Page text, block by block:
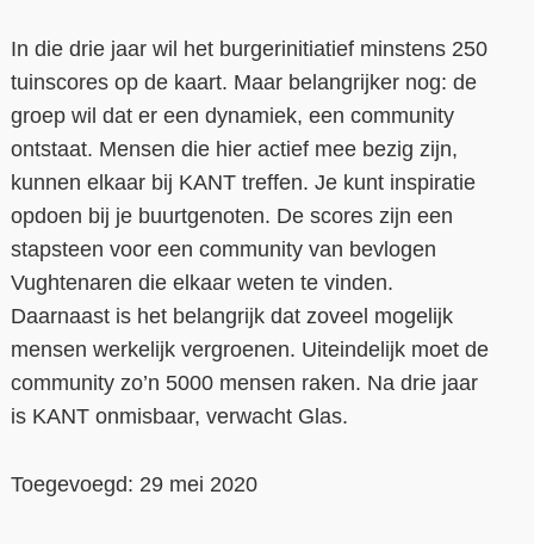
In die drie jaar wil het burgerinitiatief minstens 250
tuinscores op de kaart. Maar belangrijker nog: de
groep wil dat er een dynamiek, een community
ontstaat. Mensen die hier actief mee bezig zijn,
kunnen elkaar bij KANT treffen. Je kunt inspiratie
opdoen bij je buurtgenoten. De scores zijn een
stapsteen voor een community van bevlogen
Vughtenaren die elkaar weten te vinden.
Daarnaast is het belangrijk dat zoveel mogelijk
mensen werkelijk vergroenen. Uiteindelijk moet de
community zo’n 5000 mensen raken. Na drie jaar
is KANT onmisbaar, verwacht Glas.
Toegevoegd: 29 mei 2020